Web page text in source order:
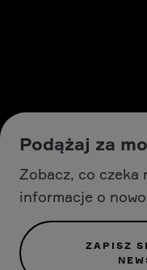
Podążaj za
Zobacz, co czeka
informacje o
ZAPISZ